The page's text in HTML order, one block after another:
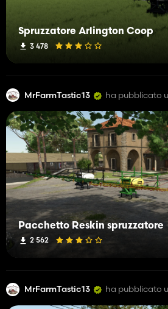
Spruzzatore Arlington Coop
3 478
MrFarmTastic13 ha pubblicato
Pacchetto Reskin spruzzatore
2 562
MrFarmTastic13 ha pubblicato